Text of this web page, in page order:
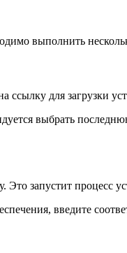
выполнить
для загрузки
выбрать
запустит процесс
введите